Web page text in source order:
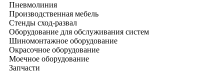
Пневмолиния
Производственная мебель
Стенды сход-развал
Оборудование для обслуживания систем
Шиномонтажное оборудование
Окрасочное оборудование
Моечное оборудование
Запчасти